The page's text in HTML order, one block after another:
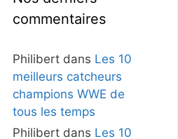
commentaires
Philibert dans Les 10
meilleurs catcheurs
champions WWE de
tous les temps
Philibert dans Les 10